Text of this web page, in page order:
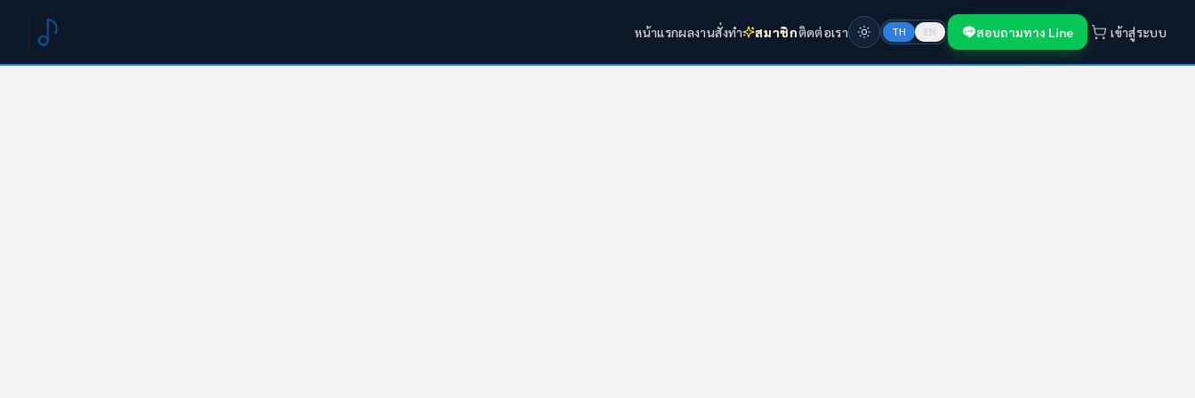
หน้าแรกผลงานสั่งทำ สมาชิกติดต่อเรา TH EN สอบถามทาง Line เข้าสู่ระบบ